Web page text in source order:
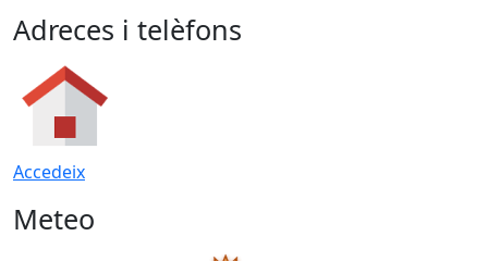
Adreces i telèfons
Accedeix
Meteo